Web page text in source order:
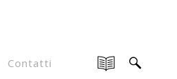
Contatti